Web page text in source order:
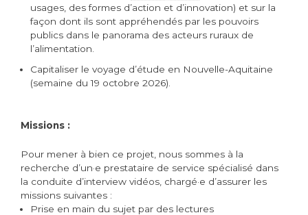
usages, des formes d’action et d’innovation) et sur la
façon dont ils sont appréhendés par les pouvoirs
publics dans le panorama des acteurs ruraux de
l’alimentation.
Capitaliser le voyage d’étude en Nouvelle-Aquitaine
(semaine du 19 octobre 2026).
Missions :
Pour mener à bien ce projet, nous sommes à la
recherche d’un·e prestataire de service spécialisé dans
la conduite d’interview vidéos, chargé·e d’assurer les
missions suivantes :
Prise en main du sujet par des lectures